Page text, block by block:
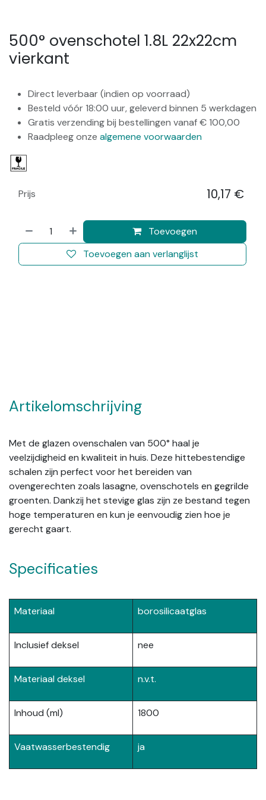
500° ovenschotel 1.8L 22x22cm
vierkant
Direct leverbaar (indien op voorraad)
Besteld vóór 18:00 uur, geleverd binnen 5 werkdagen
Gratis verzending bij bestellingen vanaf € 100,00
Raadpleeg onze algemene voorwaarden
Toevoegen
Toevoegen aan verlanglijst
Prijs 10,17 €
Artikelomschrijving
Met de glazen ovenschalen van 500° haal je
veelzijdigheid en kwaliteit in huis. Deze hittebestendige
schalen zijn perfect voor het bereiden van
ovengerechten zoals lasagne, ovenschotels en gegrilde
groenten. Dankzij het stevige glas zijn ze bestand tegen
hoge temperaturen en kun je eenvoudig zien hoe je
gerecht gaart.
Specificaties
Materiaal borosilicaatglas
Inclusief deksel nee
Materiaal deksel n.v.t.
Inhoud (ml) 1800
Vaatwasserbestendig ja